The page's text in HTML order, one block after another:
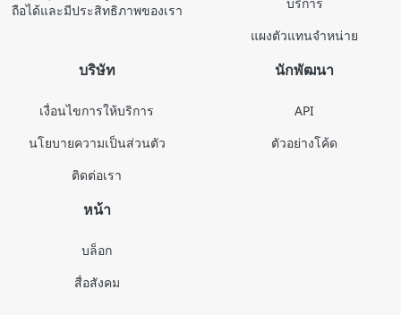
ถือได้และมีประสิทธิภาพของเรา
แผงตัวแทนจำหน่าย
บริษัท
เงื่อนไขการให้บริการ
นโยบายความเป็นส่วนตัว
ติดต่อเรา
นักพัฒนา
API
ตัวอย่างโค้ด
หน้า
บล็อก
สื่อสังคม